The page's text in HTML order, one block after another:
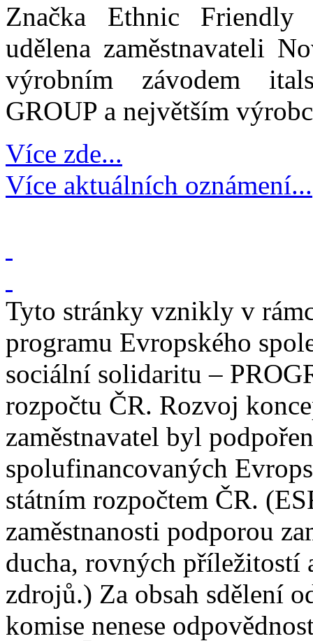
Značka Ethnic Friendly
udělena zaměstnavateli
výrobním závodem
GROUP a největším
Více zde...
Více aktuálních oznámení...
Tyto stránky vznikly v
programu Evropského
sociální solidaritu –
rozpočtu ČR. Rozvoj
zaměstnavatel byl
spolufinancovaných
státním rozpočtem ČR.
zaměstnanosti podporou
ducha, rovných příležitostí
zdrojů.) Za obsah sdělení
komise nenese